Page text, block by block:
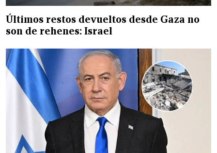
Últimos restos devueltos desde Gaza no
son de rehenes: Israel